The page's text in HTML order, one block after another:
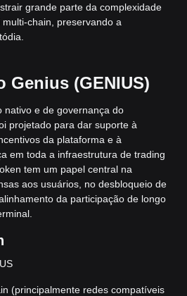
grande parte da complexidade
chain, preservando a
Genius (GENIUS)
nativo e de governança do
projetado para dar suporte à
da plataforma e à
em toda a infraestrutura de trading
tem um papel central na
aos usuários, no desbloqueio de
da participação de longo
(principalmente redes compatíveis